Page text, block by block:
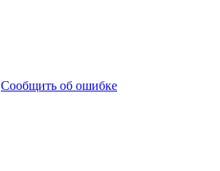
Сообщить об ошибке